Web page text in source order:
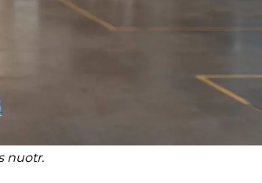
nuotr.